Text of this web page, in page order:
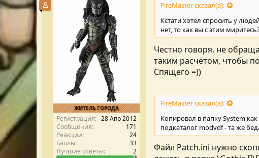
ЖИТЕЛЬ ГОРОДА
Участник форума
Регистрация
28 Апр 2012
Сообщения
171
Реакции
24
Баллы
33
Лучшие ответы
2
FireMaster сказал(а):
Кстати хотел спросить у
нет, то как вы с этим
Честно говоря, не
таким расчётом, чтобы
Спящего =))
FireMaster сказал(а):
Копировал в папку System
подкаталог modvdf - та же
Файл Patch.ini нужно